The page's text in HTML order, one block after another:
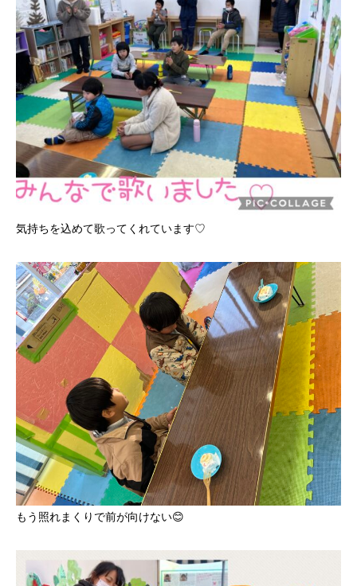
気持ちを込めて歌ってくれています♡
もう照れまくりで前が向けない😊